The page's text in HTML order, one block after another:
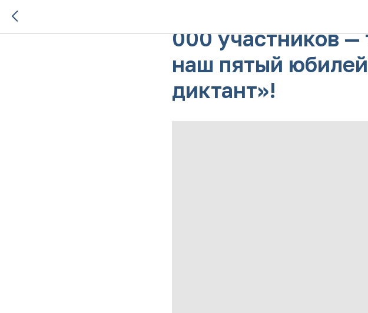
Более 150 очных
000 участников
наш пятый
диктант»!